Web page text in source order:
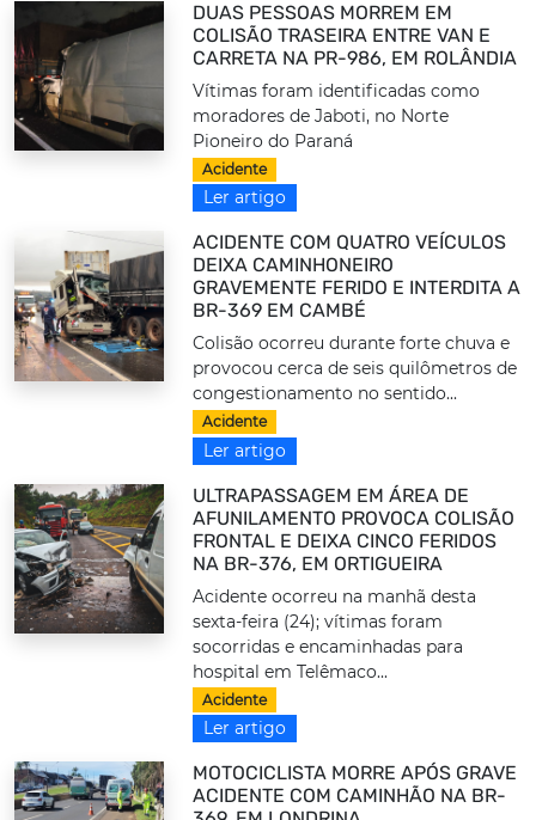
DUAS PESSOAS MORREM EM
COLISÃO TRASEIRA ENTRE VAN E
CARRETA NA PR-986, EM ROLÂNDIA
Vítimas foram identificadas como
moradores de Jaboti, no Norte
Pioneiro do Paraná
Acidente
Ler artigo
ACIDENTE COM QUATRO VEÍCULOS
DEIXA CAMINHONEIRO
GRAVEMENTE FERIDO E INTERDITA A
BR-369 EM CAMBÉ
Colisão ocorreu durante forte chuva e
provocou cerca de seis quilômetros de
congestionamento no sentido...
Acidente
Ler artigo
ULTRAPASSAGEM EM ÁREA DE
AFUNILAMENTO PROVOCA COLISÃO
FRONTAL E DEIXA CINCO FERIDOS
NA BR-376, EM ORTIGUEIRA
Acidente ocorreu na manhã desta
sexta-feira (24); vítimas foram
socorridas e encaminhadas para
hospital em Telêmaco...
Acidente
Ler artigo
MOTOCICLISTA MORRE APÓS GRAVE
ACIDENTE COM CAMINHÃO NA BR-